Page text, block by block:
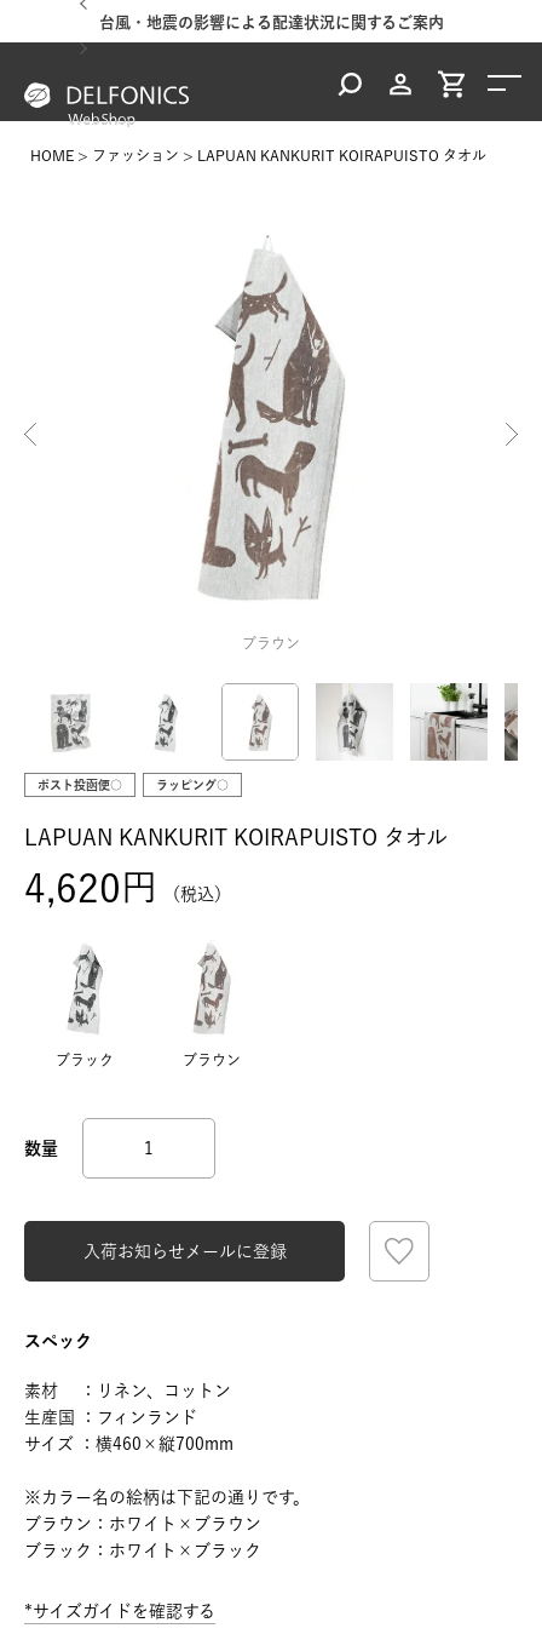
に関するご案内 夏季休業のご案内
HOME ファッション LAPUAN KANKURIT KOIRAPUISTO タオル
ブラウン
ポスト投函便○ ラッピング○
LAPUAN KANKURIT KOIRAPUISTO タオル
4,620 税込
ブラック ブラウン
入荷お知らせメールに登録
スペック
素材 ：リネン、コットン
生産国 ：フィンランド
サイズ ：横460×縦700mm
※カラー名の絵柄は下記の通りです。
ブラウン：ホワイト×ブラウン
ブラック：ホワイト×ブラック
*サイズガイドを確認する